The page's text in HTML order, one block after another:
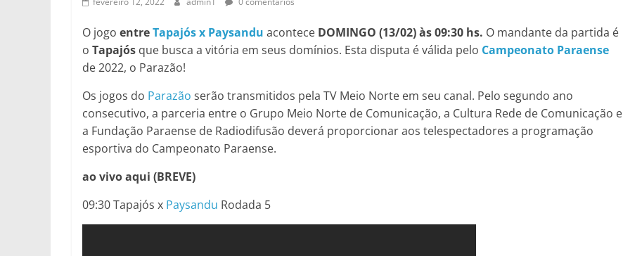
O jogo entreTapajós x Paysandu acontece DOMINGO (13/02) às 09:30 hs. O mandante da partida é
o Tapajós que busca a vitória em seus domínios. Esta disputa é válida pelo Campeonato Paraense
de 2022, o Parazão!
Os jogos do Parazão serão transmitidos pela TV Meio Norte em seu canal. Pelo segundo ano
consecutivo, a parceria entre o Grupo Meio Norte de Comunicação, a Cultura Rede de Comunicação e
a Fundação Paraense de Radiodifusão deverá proporcionar aos telespectadores a programação
esportiva do Campeonato Paraense.
ao vivo aqui (BREVE)
09:30 Tapajós x Paysandu Rodada 5